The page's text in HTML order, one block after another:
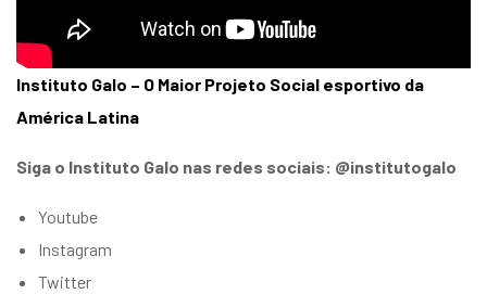
Instituto Galo – O Maior Projeto Social esportivo da
América Latina
Siga o Instituto Galo nas redes sociais: @institutogalo
Youtube
Instagram
Twitter